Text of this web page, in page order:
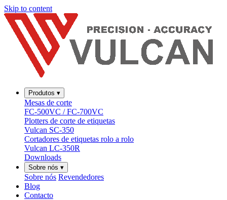
Skip to content
Produtos ▾
Mesas de corte
FC-500VC / FC-700VC
Plotters de corte de etiquetas
Vulcan SC-350
Cortadores de etiquetas rolo a rolo
Vulcan LC-350R
Downloads
Sobre nós ▾
Sobre nós Revendedores
Blog
Contacto